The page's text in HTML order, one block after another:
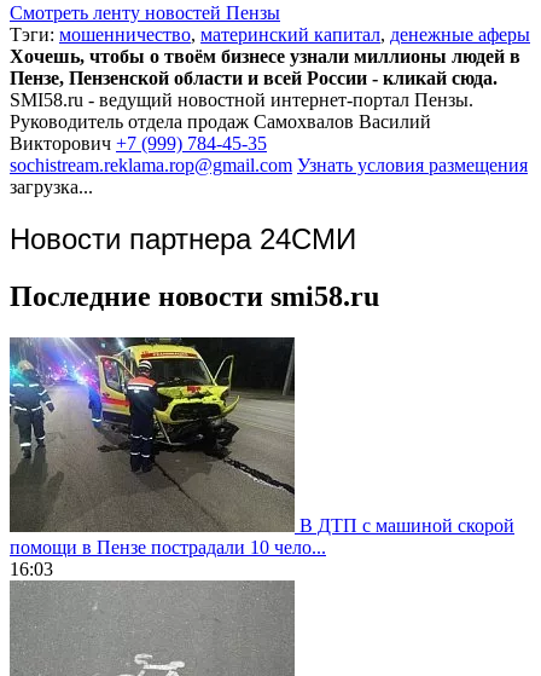
Смотреть ленту новостей Пензы
Тэги: мошенничество, материнский капитал, денежные аферы
Хочешь, чтобы о твоём бизнесе узнали миллионы людей в
Пензе, Пензенской области и всей России - кликай сюда.
SMI58.ru - ведущий новостной интернет-портал Пензы.
Руководитель отдела продаж Самохвалов Василий
Викторович +7 (999) 784-45-35
sochistream.reklama.rop@gmail.com Узнать условия размещения
загрузка...
Новости партнера 24СМИ
Последние новости smi58.ru
В ДТП с машиной скорой
помощи в Пензе пострадали 10 чело...
16:03